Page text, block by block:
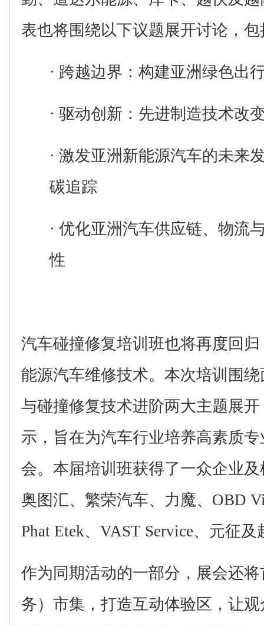
表也将围绕以下议题展开讨论，包
· 跨越边界：构建亚洲绿色出
· 驱动创新：先进制造技术改
· 激发亚洲新能源汽车的未来
碳追踪
· 优化亚洲汽车供应链、物流
性
汽车碰撞修复培训班也将再度回
能源汽车维修技术。本次培训围绕
与碰撞修复技术进阶两大主题展开
示， 旨在为汽车行业培养高素质
会。 本届培训班获得了一众企业
奥图汇、繁荣汽车、 力魔、 OBD
Phat Etek、 VAST Service、 元征及
作为同期活动的一部分，展会还
务）市集， 打造互动体验区，让